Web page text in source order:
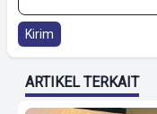
Kirim
ARTIKEL TERKAIT